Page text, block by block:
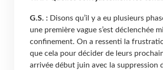
G.S. : Disons qu’il y a eu plusieurs
une première vague s’est déclenchée
confinement. On a ressenti la
que cela pour décider de leurs
arrivée début juin avec la suppression